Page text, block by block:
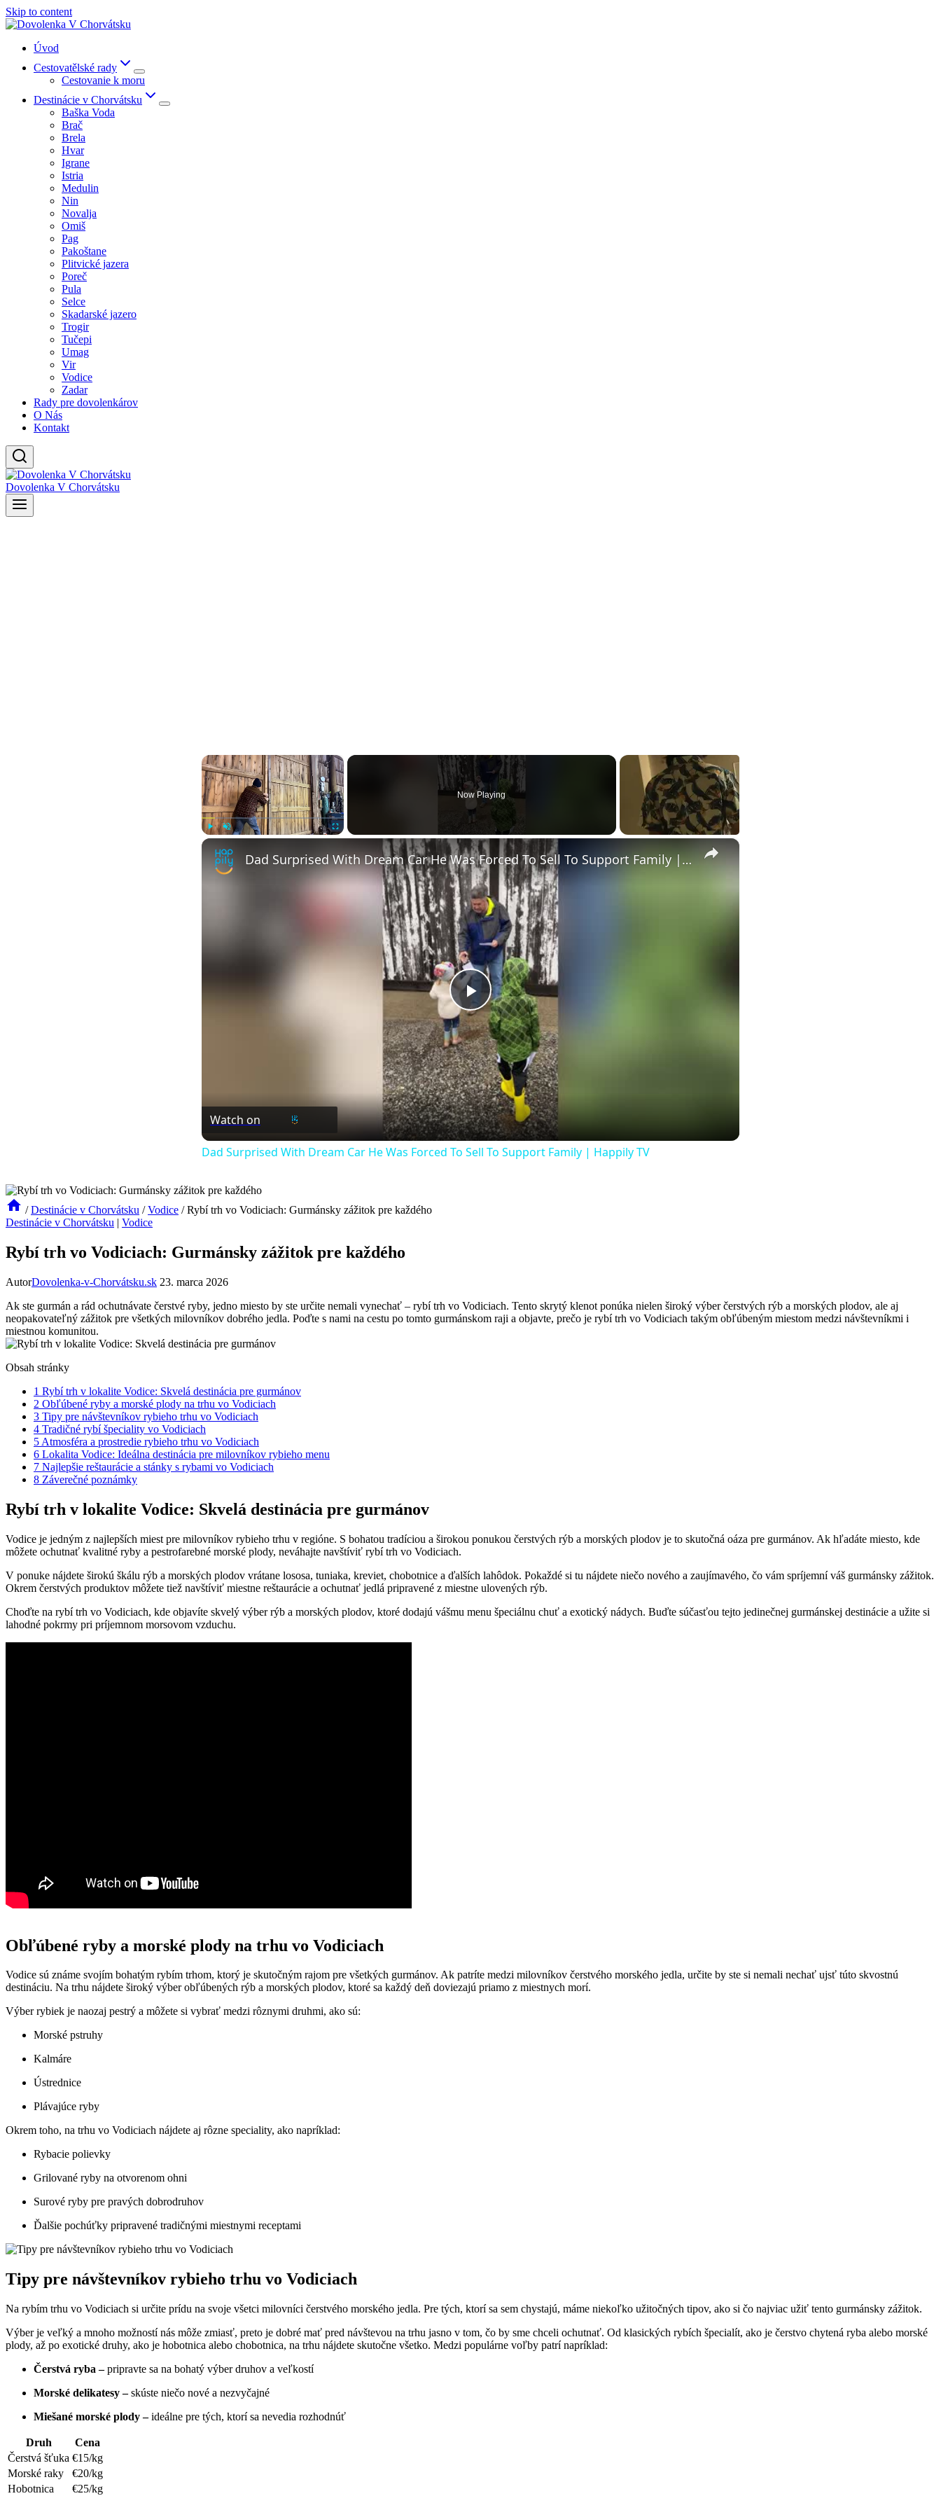
Skip to content
Úvod
Cestovatělské rady
Cestovanie k moru
Destinácie v Chorvátsku
Baška Voda
Brač
Brela
Hvar
Igrane
Istria
Medulin
Nin
Novalja
Omiš
Pag
Pakoštane
Plitvické jazera
Poreč
Pula
Selce
Skadarské jazero
Trogir
Tučepi
Umag
Vir
Vodice
Zadar
Rady pre dovolenkárov
O Nás
Kontakt
Dovolenka V Chorvátsku
×
Now Playing
×
Play
Video
Dad Surprised With Dream Car He Was Forced To Sell To Support Family | Happily TV
Watch on
Dad Surprised With Dream Car He Was Forced To Sell To Support Family | Happily TV
/ Destinácie v Chorvátsku / Vodice / Rybí trh vo Vodiciach: Gurmánsky zážitok pre každého
Destinácie v Chorvátsku | Vodice
Rybí trh vo Vodiciach: Gurmánsky zážitok pre každého
AutorDovolenka-v-Chorvátsku.sk 23. marca 2026
Ak ste gurmán a rád ochutnávate čerstvé ryby, jedno miesto by ste určite nemali vynechať – rybí trh vo Vodiciach. Tento skrytý klenot ponúka nielen široký výber čerstvých rýb a morských plodov, ale aj
neopakovateľný zážitok pre všetkých milovníkov dobrého jedla. Poďte s nami na cestu po tomto gurmánskom raji a objavte, prečo je rybí trh vo Vodiciach takým obľúbeným miestom medzi návštevníkmi i
miestnou komunitou.
Obsah stránky
1 Rybí trh v lokalite Vodice: Skvelá destinácia pre gurmánov
2 Obľúbené ryby a morské plody na trhu vo Vodiciach
3 Tipy pre návštevníkov rybieho trhu vo Vodiciach
4 Tradičné rybí špeciality vo Vodiciach
5 Atmosféra a prostredie rybieho trhu vo Vodiciach
6 Lokalita Vodice: Ideálna destinácia pre milovníkov rybieho menu
7 Najlepšie reštaurácie a stánky s rybami vo Vodiciach
8 Záverečné poznámky
Rybí trh v lokalite Vodice: Skvelá destinácia pre gurmánov
Vodice je jedným z najlepších miest pre milovníkov rybieho trhu v regióne. S bohatou tradíciou a širokou ponukou čerstvých rýb a morských plodov je to skutočná oáza pre gurmánov. Ak hľadáte miesto, kde
môžete ochutnať kvalitné ryby a pestrofarebné morské plody, neváhajte navštíviť rybí trh vo Vodiciach.
V ponuke nájdete širokú škálu rýb a morských plodov vrátane lososa, tuniaka, kreviet, chobotnice a ďalších lahôdok. Pokaždé si tu nájdete niečo nového a zaujímavého, čo vám spríjemní váš gurmánsky zážitok.
Okrem čerstvých produktov môžete tiež navštíviť miestne reštaurácie a ochutnať jedlá pripravené z miestne ulovených rýb.
Choďte na rybí trh vo Vodiciach, kde objavíte skvelý výber rýb a morských plodov, ktoré dodajú vášmu menu špeciálnu chuť a exotický nádych. Buďte súčasťou tejto jedinečnej gurmánskej destinácie a užite si
lahodné pokrmy pri príjemnom morsovom vzduchu.
Obľúbené ryby a morské plody na trhu vo Vodiciach
Vodice sú známe svojím bohatým rybím trhom, ktorý je skutočným rajom pre všetkých gurmánov. Ak patríte medzi milovníkov čerstvého morského jedla, určite by ste si nemali nechať ujsť túto skvostnú
destináciu. Na trhu nájdete široký výber obľúbených rýb a morských plodov, ktoré sa každý deň doviezajú priamo z miestnych morí.
Výber rybiek je naozaj pestrý a môžete si vybrať medzi rôznymi druhmi, ako sú:
Morské pstruhy
Kalmáre
Ústrednice
Plávajúce ryby
Okrem toho, na trhu vo Vodiciach nájdete aj rôzne speciality, ako napríklad:
Rybacie polievky
Grilované ryby na otvorenom ohni
Surové ryby pre pravých dobrodruhov
Ďalšie pochúťky pripravené tradičnými miestnymi receptami
Tipy pre návštevníkov rybieho trhu vo Vodiciach
Na rybím trhu vo Vodiciach si určite prídu na svoje všetci milovníci čerstvého morského jedla. Pre tých, ktorí sa sem chystajú, máme niekoľko užitočných tipov, ako si čo najviac užiť tento gurmánsky zážitok.
Výber je veľký a mnoho možností nás môže zmiasť, preto je dobré mať pred návštevou na trhu jasno v tom, čo by sme chceli ochutnať. Od klasických rybích špecialít, ako je čerstvo chytená ryba alebo morské
plody, až po exotické druhy, ako je hobotnica alebo chobotnica, na trhu nájdete skutočne všetko. Medzi populárne voľby patrí napríklad:
Čerstvá ryba –pripravte sa na bohatý výber druhov a veľkostí
Morské delikatesy –skúste niečo nové a nezvyčajné
Miešané morské plody –ideálne pre tých, ktorí sa nevedia rozhodnúť
Druh
Cena
Čerstvá šťuka €15/kg
Morské raky
€20/kg
Hobotnica
€25/kg